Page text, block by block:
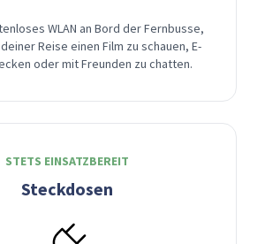
WLAN an Bord der Fernbusse,
Reise einen Film zu schauen, E-
oder mit Freunden zu chatten.
STETS EINSATZBEREIT
Steckdosen